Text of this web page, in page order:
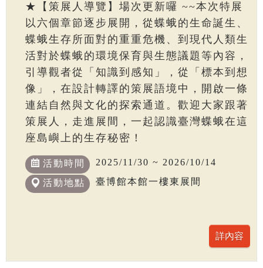
★【策展人導覽】場次更新囉 ~~本次特展
以六個章節逐步展開，從蝶蛾的生命誕生、
蝶蛾生存所面對的重重危機、到現代人類生
活對於蝶蛾的環境保育與生態議題等內容，
引導觀者從「知識到感知」，從「標本到想
像」，在設計轉譯的策展語境中，開啟一條
連結自然與文化的探索通道。歡迎大家跟著
策展人，走進展間，一起認識臺灣蝶蛾在這
座島嶼上的生存秘密！
活動時間 2025/11/30 ~ 2026/10/14
活動地點 臺博館本館一樓東展間